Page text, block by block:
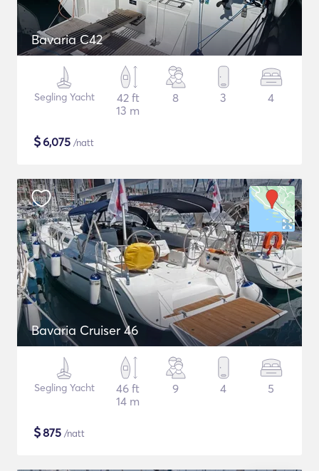
Bavaria C42
Segling Yacht
42 ft
13 m
8 3 4
$6,075 /natt
Bavaria Cruiser 46
Segling Yacht
46 ft
14 m
9 4 5
$875 /natt